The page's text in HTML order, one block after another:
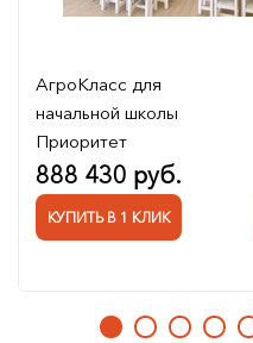
АгроКласс для
начальной школы
Приоритет
888 430 руб.
КУПИТЬ В 1 КЛИК